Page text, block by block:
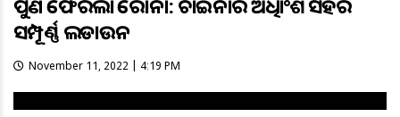
ପୁଣି ଫେରିଲା କରୋନା: ଚାଇନାର ଅଧିକାଂଶ ସହର
ସମ୍ପୂର୍ଣ୍ଣ ଲକଡାଉନ
November 11, 2022 | 4:19 PM